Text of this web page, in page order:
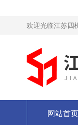
欢迎光临江苏四
网站首页